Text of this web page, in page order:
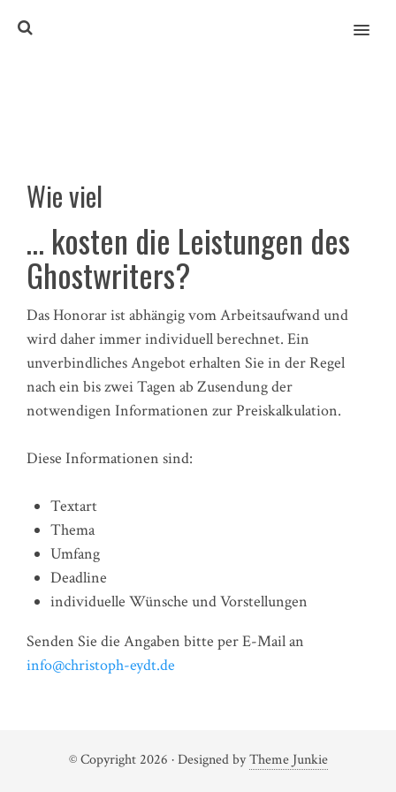
MENU
Wie viel
… kosten die Leistungen des
Ghostwriters?
Das Honorar ist abhängig vom Arbeitsaufwand und
wird daher immer individuell berechnet. Ein
unverbindliches Angebot erhalten Sie in der Regel
nach ein bis zwei Tagen ab Zusendung der
notwendigen Informationen zur Preiskalkulation.
Diese Informationen sind:
Textart
Thema
Umfang
Deadline
individuelle Wünsche und Vorstellungen
Senden Sie die Angaben bitte per E-Mail an
info@christoph-eydt.de
© Copyright 2026 · Designed byTheme Junkie